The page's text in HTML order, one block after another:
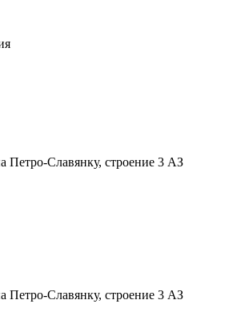
Петро-Славянку, строение 3 АЗ
Петро-Славянку, строение 3 АЗ